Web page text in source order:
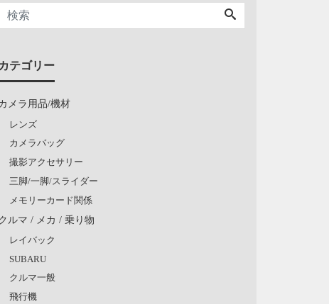
カテゴリー
メラ用品/機材
レンズ
カメラバッグ
撮影アクセサリー
三脚/一脚/スライダー
メモリーカード関係
ルマ / メカ / 乗り物
レイバック
SUBARU
クルマ一般
飛行機